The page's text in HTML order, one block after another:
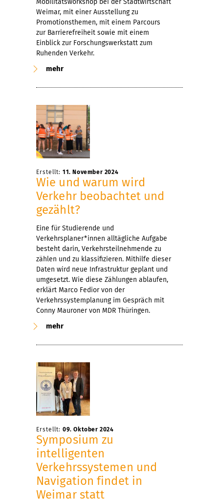
Weimar, mit einer Ausstellung zu
Promotionsthemen, mit einem Parcours
zur Barrierefreiheit sowie mit einem
Einblick zur Forschungswerkstatt zum
Ruhenden Verkehr.
mehr
Erstellt: 11. November 2024
Wie und warum wird
Verkehr beobachtet und
gezählt?
Eine für Studierende und
Verkehrsplaner*innen alltägliche Aufgabe
besteht darin, Verkehrsteilnehmende zu
zählen und zu klassifizieren. Mithilfe dieser
Daten wird neue Infrastruktur geplant und
umgesetzt. Wie diese Zählungen ablaufen,
erklärt Marco Fedior von der
Verkehrssystemplanung im Gespräch mit
Conny Mauroner von MDR Thüringen.
mehr
Erstellt: 09. Oktober 2024
Symposium zu
intelligenten
Verkehrssystemen und
Navigation findet in
Weimar statt